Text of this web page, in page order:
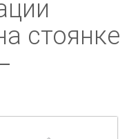
стоянке